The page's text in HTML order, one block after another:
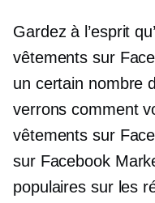
Gardez à l’esprit
vêtements sur
un certain nombre
verrons comment
vêtements sur
sur Facebook
populaires sur les